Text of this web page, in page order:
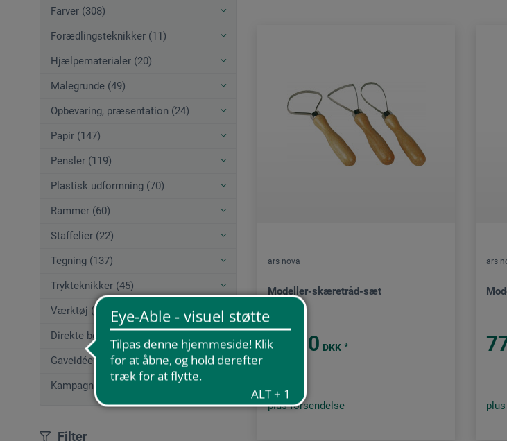
Farver (308)
Forædlingsteknikker (11)
Hjælpematerialer (20)
Malegrunde (49)
Opbevaring, præsentation (24)
Papir (147)
Pensler (119)
Plastisk udformning (70)
Rammer (60)
Staffelier (22)
Tegning (137)
Trykteknikker (45)
Værktøj (50)
Direkte bestilling
Gaveidéer (12)
Kampagnetilbud
Filter
ars nova
Modeller-skæretråd-sæt
77,00 DKK *
plus forsendelse
ars